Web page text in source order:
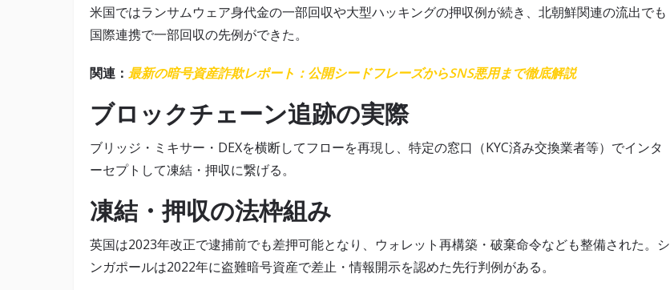
米国ではランサムウェア身代金の一部回収や大型ハッキングの押収例が続き、北朝鮮関連の流出でも
国際連携で一部回収の先例ができた。
関連： 最新の暗号資産詐欺レポート：公開シードフレーズからSNS悪用まで徹底解説
ブロックチェーン追跡の実際
ブリッジ・ミキサー・DEXを横断してフローを再現し、特定の窓口（KYC済み交換業者等）でインタ
ーセプトして凍結・押収に繋げる。
凍結・押収の法枠組み
英国は2023年改正で逮捕前でも差押可能となり、ウォレット再構築・破棄命令なども整備された。シ
ンガポールは2022年に盗難暗号資産で差止・情報開示を認めた先行判例がある。